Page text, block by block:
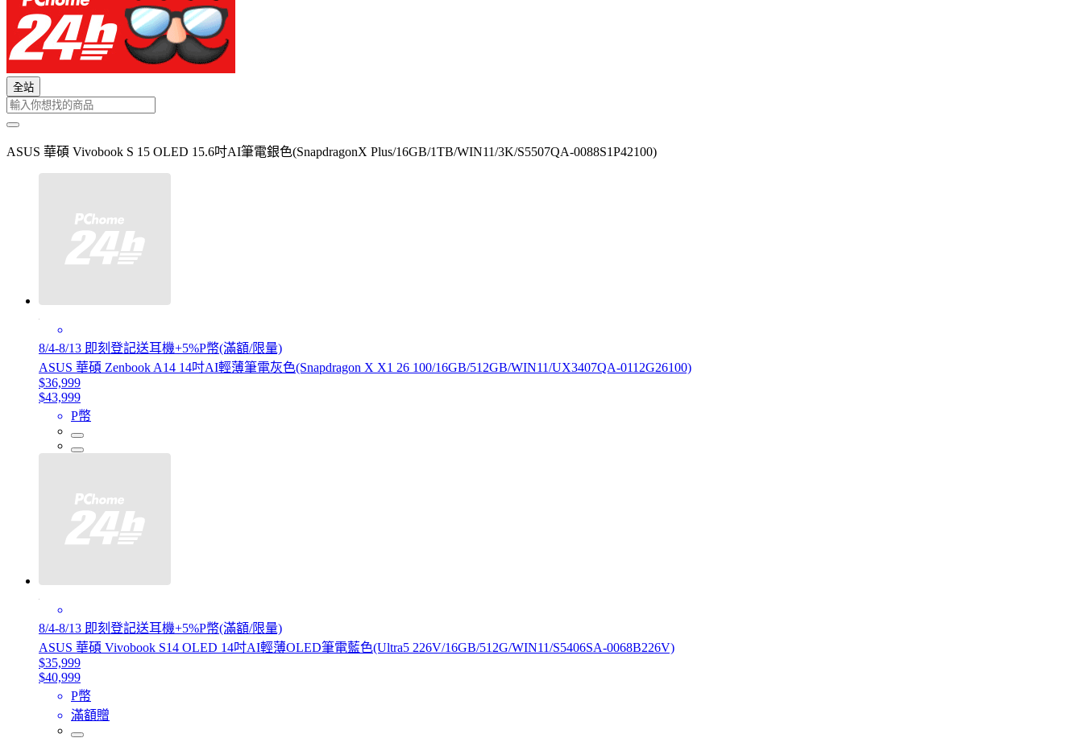
全站
ASUS 華碩 Vivobook S 15 OLED 15.6吋AI筆電銀色(SnapdragonX Plus/16GB/1TB/WIN11/3K/S5507QA-0088S1P42100)
8/4-8/13 即刻登記送耳機+5%P幣(滿額/限量)
ASUS 華碩 Zenbook A14 14吋AI輕薄筆電灰色(Snapdragon X X1 26 100/16GB/512GB/WIN11/UX3407QA-0112G26100)
$36,999
$43,999
P幣
8/4-8/13 即刻登記送耳機+5%P幣(滿額/限量)
ASUS 華碩 Vivobook S14 OLED 14吋AI輕薄OLED筆電藍色(Ultra5 226V/16GB/512G/WIN11/S5406SA-0068B226V)
$35,999
$40,999
P幣
滿額贈